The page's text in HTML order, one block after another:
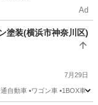
Ad
塗装(横浜市神奈川区)
7月29日
自動車 ▪️ワゴン車 ▪️1BOX車